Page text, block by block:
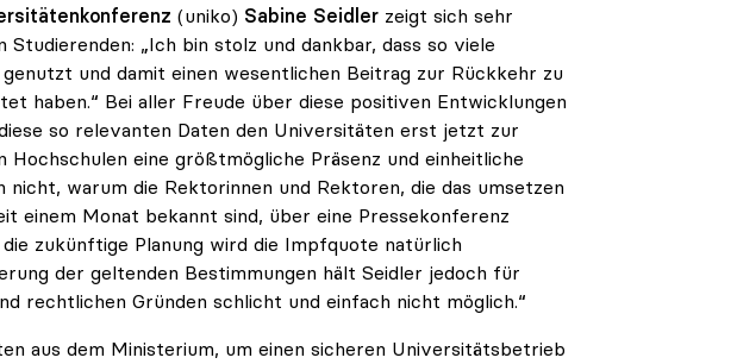
(uniko) Sabine Seidler zeigt sich sehr
„Ich bin stolz und dankbar, dass so viele
und damit einen wesentlichen Beitrag zur Rückkehr zu
haben.“ Bei aller Freude über diese positiven Entwicklungen
so relevanten Daten den Universitäten erst jetzt zur
eine größtmögliche Präsenz und einheitliche
warum die Rektorinnen und Rektoren, die das umsetzen
einem Monat bekannt sind, über eine Pressekonferenz
zukünftige Planung wird die Impfquote natürlich
der geltenden Bestimmungen hält Seidler jedoch für
rechtlichen Gründen schlicht und einfach nicht möglich.“
aus dem Ministerium, um einen sicheren Universitätsbetrieb